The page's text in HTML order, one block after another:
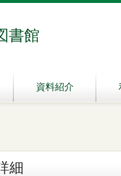
書館
資料紹介
細